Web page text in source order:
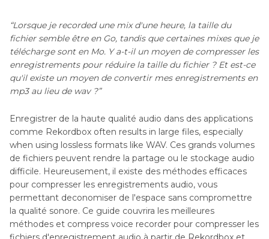
“Lorsque je recorded une mix d'une heure, la taille du
fichier semble être en Go, tandis que certaines mixes que je
télécharge sont en Mo. Y a-t-il un moyen de compresser les
enregistrements pour réduire la taille du fichier ? Et est-ce
qu'il existe un moyen de convertir mes enregistrements en
mp3 au lieu de wav ?”
Enregistrer de la haute qualité audio dans des applications
comme Rekordbox often results in large files, especially
when using lossless formats like WAV. Ces grands volumes
de fichiers peuvent rendre la partage ou le stockage audio
difficile. Heureusement, il existe des méthodes efficaces
pour compresser les enregistrements audio, vous
permettant deconomiser de l'espace sans compromettre
la qualité sonore. Ce guide couvrira les meilleures
méthodes et compress voice recorder pour compresser les